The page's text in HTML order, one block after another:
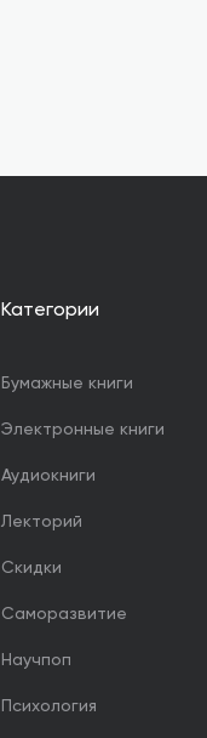
Категории
Бумажные книги
Электронные книги
Аудиокниги
Лекторий
Скидки
Саморазвитие
Научпоп
Психология